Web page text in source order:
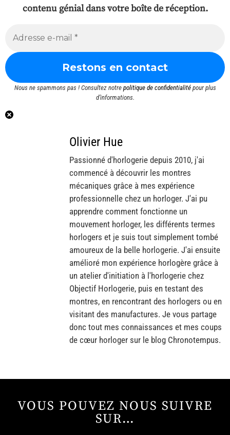
contenu génial dans votre boîte de réception.
Nous ne spammons pas ! Consultez notre politique de confidentialitépour plus
d’informations.
Olivier Hue
Passionné d'horlogerie depuis 2010, j'ai
commencé à découvrir les montres
mécaniques grâce à mes expérience
professionnelle chez un horloger. J'ai pu
apprendre comment fonctionne un
mouvement horloger, les différents termes
horlogers et je suis tout simplement tombé
amoureux de la belle horlogerie. J'ai ensuite
amélioré mon expérience horlogère grâce à
un atelier d'initiation à l'horlogerie chez
Objectif Horlogerie, puis en testant des
montres, en rencontrant des horlogers ou en
visitant des manufactures. Je vous partage
donc tout mes connaissances et mes coups
de cœur horloger sur le blog Chronotempus.
VOUS POUVEZ NOUS SUIVRE
SUR…